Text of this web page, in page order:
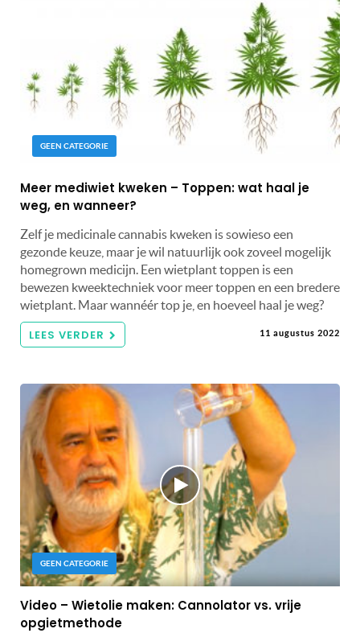
GEEN CATEGORIE
Meer mediwiet kweken – Toppen: wat haal je
weg, en wanneer?
Zelf je medicinale cannabis kweken is sowieso een
gezonde keuze, maar je wil natuurlijk ook zoveel mogelijk
homegrown medicijn. Een wietplant toppen is een
bewezen kweektechniek voor meer toppen en een bredere
wietplant. Maar wannéér top je, en hoeveel haal je weg?
LEES VERDER 11 augustus 2022
GEEN CATEGORIE
Video – Wietolie maken: Cannolator vs. vrije
opgietmethode